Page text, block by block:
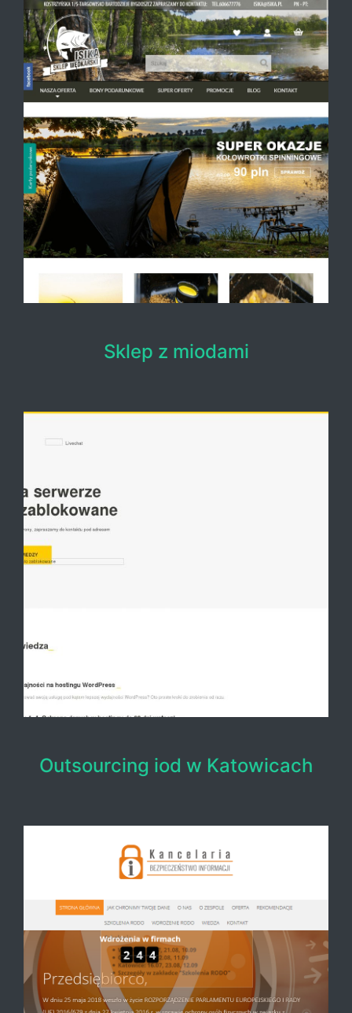
Sklep z miodami
Outsourcing iod w Katowicach